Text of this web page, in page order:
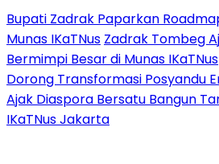
Bupati Zadrak Paparkan
Munas IKaTNus Zadrak Tombeg
Bermimpi Besar di Munas IKaTNus
Dorong Transformasi Posyandu
Ajak Diaspora Bersatu Bangun
IKaTNus Jakarta